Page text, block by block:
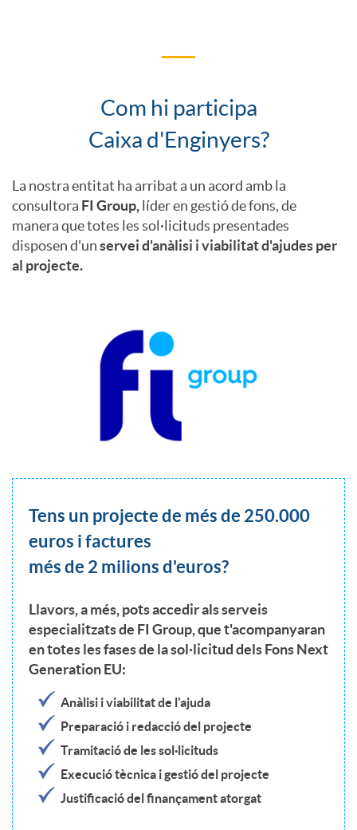
2
0
o
m
o
e
r
v
i
e
n
e
Com hi participa
Caixa d'Enginyers?
La nostra entitat ha arribat a un acord amb la
consultora FI Group, líder en gestió de fons, de
manera que totes les sol·licituds presentades
disposen d'unservei d'anàlisi i viabilitat d'ajudes per
al projecte.
Tens un projecte de més de 250.000
euros i factures
més de 2 milions d'euros?
Llavors, a més, pots accedir alsserveis
especialitzats de FI Group,que t'acompanyaran
en totes les fases de la sol·licitud dels Fons Next
Generation EU:
Anàlisi i viabilitat de l'ajuda
Preparació i redacció del projecte
Tramitació de les sol·licituds
Execució tècnica i gestió del projecte
Justificació del finançament atorgat